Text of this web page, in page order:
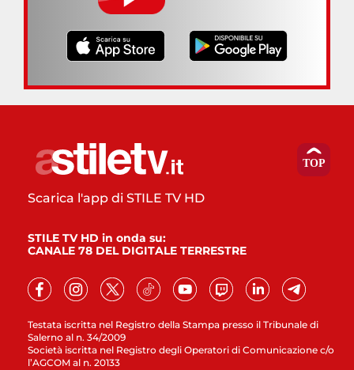
Testata iscritta nel Registro della Stampa presso il Tribunale di
Salerno al n. 34/2009
Società iscritta nel Registro degli Operatori di Comunicazione c/o
l’AGCOM al n. 20133
Scarica l'app di STILE TV HD
STILE TV HD in onda su:
CANALE 78 DEL DIGITALE TERRESTRE